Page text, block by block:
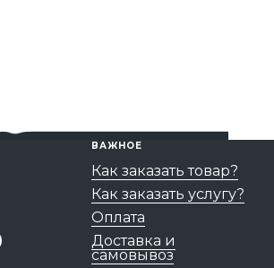
ВАЖНОЕ
Как заказать товар?
Как заказать услугу?
Оплата
Доставка и
самовывоз